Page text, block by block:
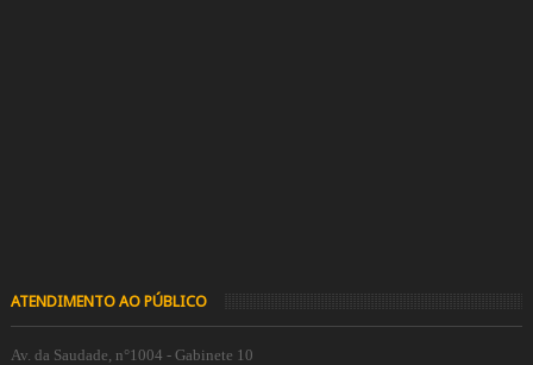
ATENDIMENTO AO PÚBLICO
Av. da Saudade, n°1004 - Gabinete 10